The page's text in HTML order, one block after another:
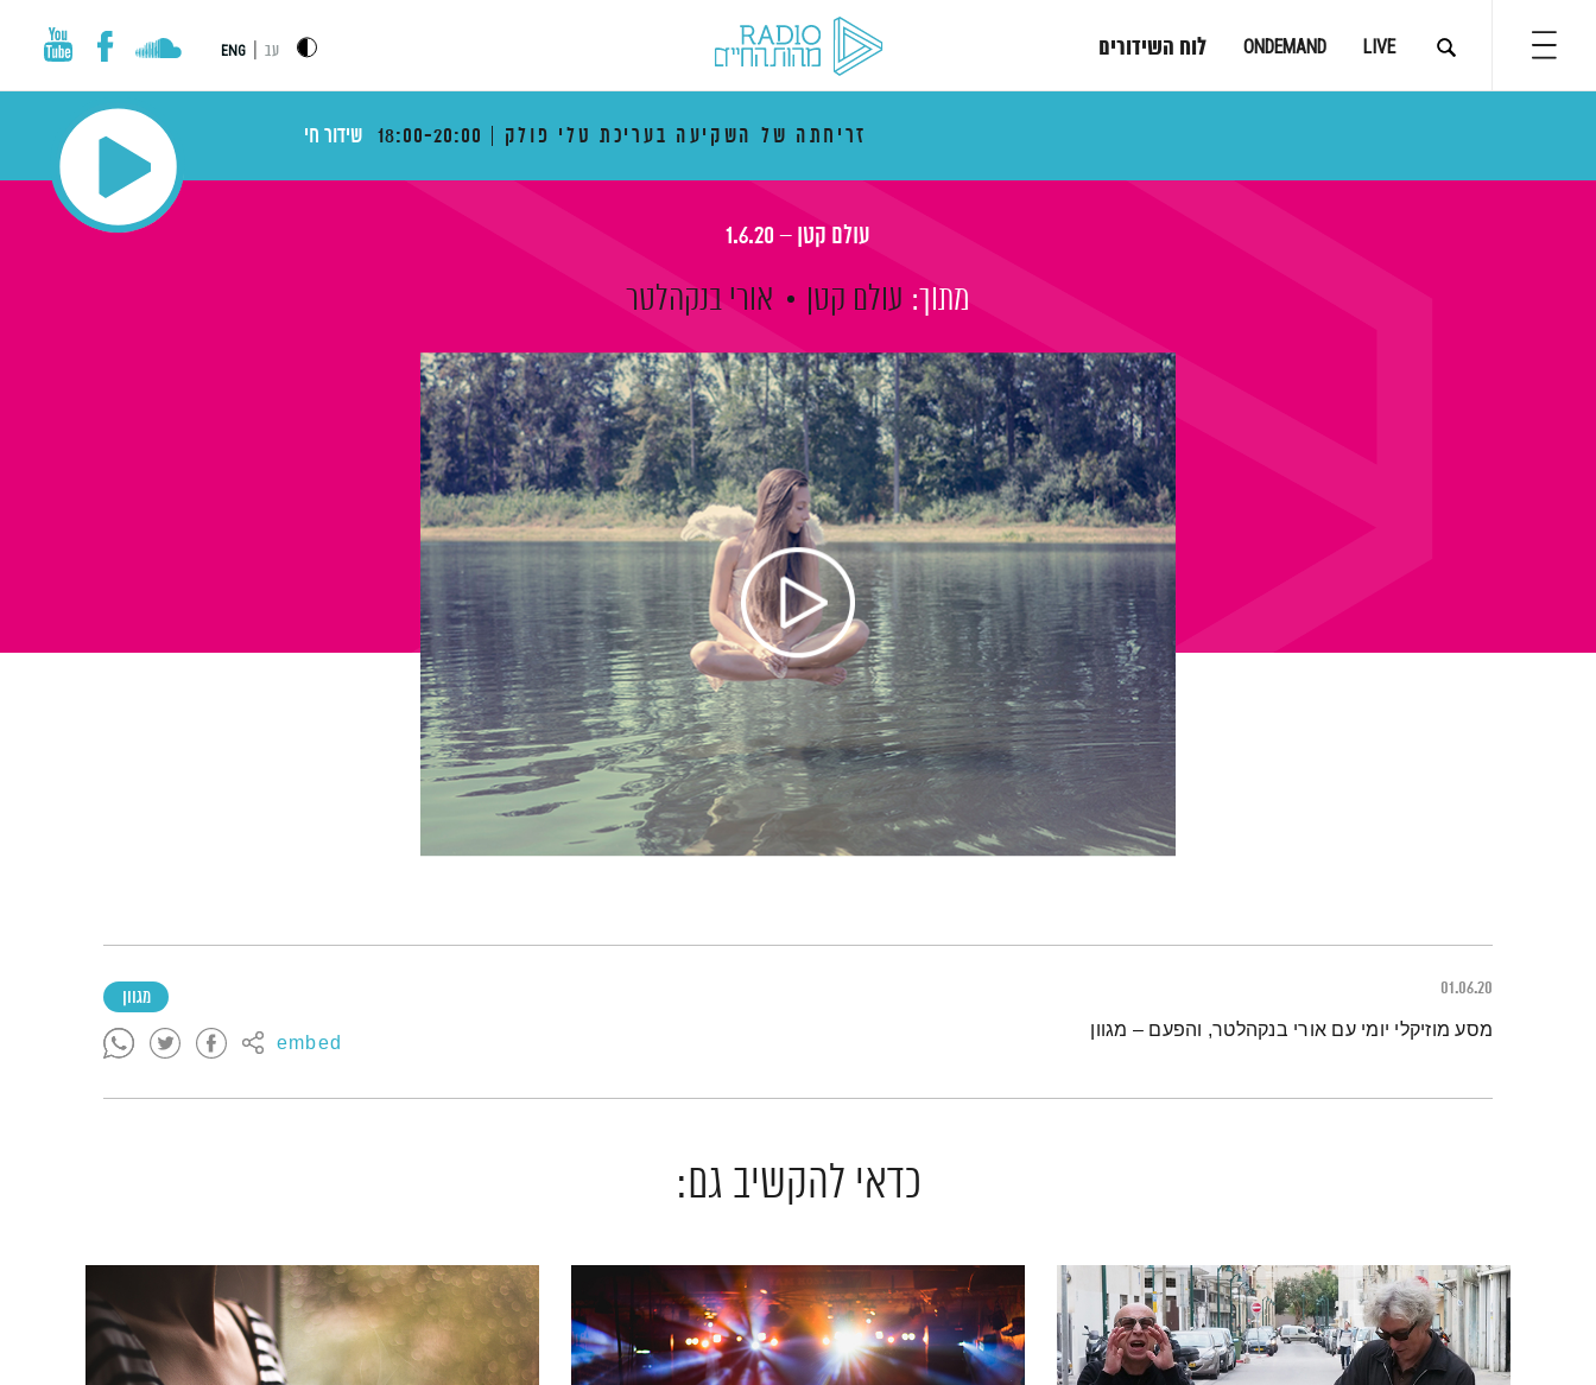
LIVE
ONDEMAND לוח השידורים עב ENG
זריחתה של השקיעה בעריכת טלי פולק 18:00-20:00 שידור חי
עולם קטן – 1.6.20
מתוך: עולם קטן אורי בנקהלטר
01.06.20 מגוון
embed תמצית הפודקאסט
מסע מוזיקלי יומי עם אורי בנקהלטר, והפעם – מגוון
כדאי להקשיב גם: